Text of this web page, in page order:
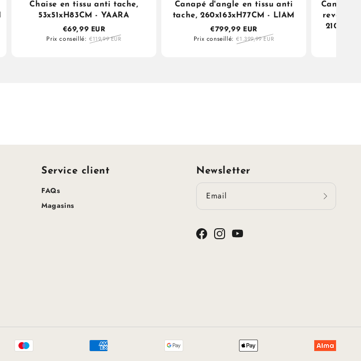
Chaise en tissu anti tache,
53x51xH83CM - YAARA
€69,99 EUR
Prix conseillé: €119,99 EUR
Canapé d'angle en tissu anti
tache, 260x163xH77CM - LIAM
€799,99 EUR
Prix conseillé: €1.399,99 EUR
Canapé
Service client
FAQs
Magasins
Newsletter
Email
FacebookInstagramYouTube